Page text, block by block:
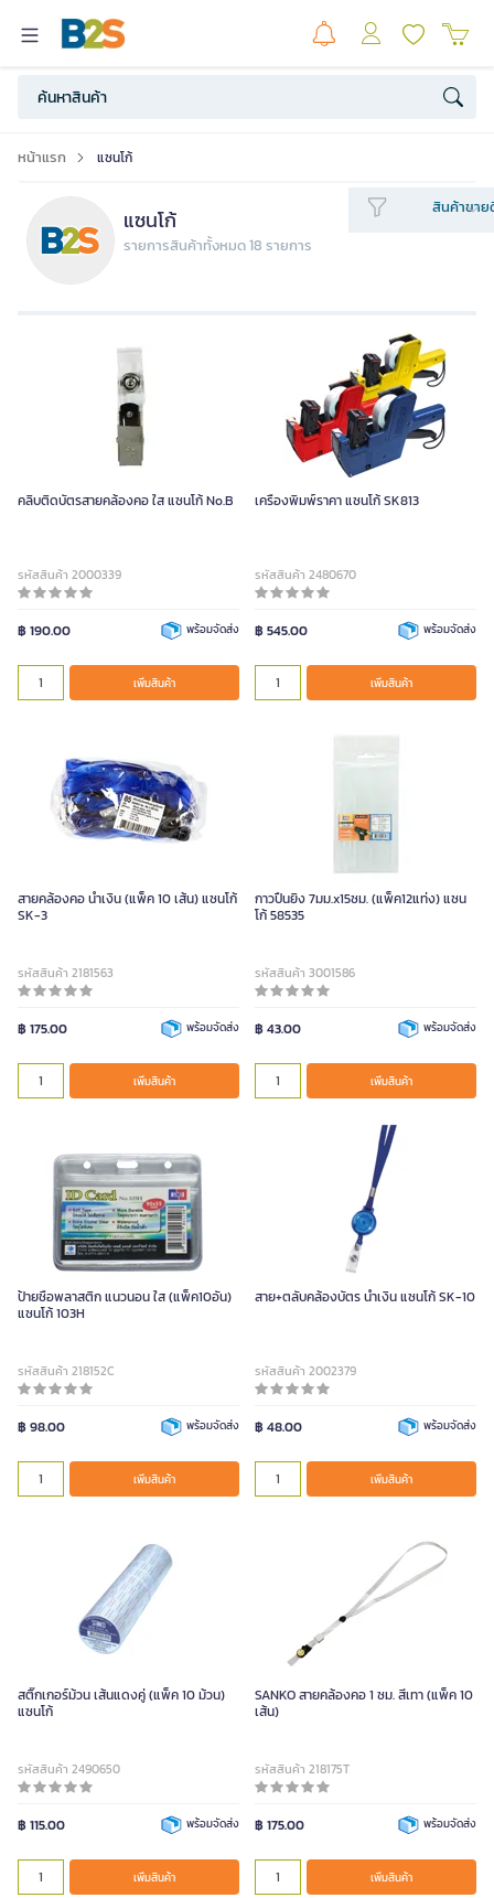
หน้าแรก แซนโก้
แซนโก้
รายการสินค้าทั้งหมด 18 รายการ
สินค้าขาย
คลิบติดบัตรสายคล้องคอ ใส แซนโก้ No.B
รหัสสินค้า 2000339
฿ 190.00 พร้อมจัดส่ง
เพิ่มสินค้า
เครื่องพิมพ์ราคา แซนโก้ SK813
รหัสสินค้า 2480670
฿ 545.00 พร้อมจัดส่ง
เพิ่มสินค้า
สายคล้องคอ น้ำเงิน (แพ็ค 10 เส้น) แซนโก้
SK-3
รหัสสินค้า 2181563
฿ 175.00 พร้อมจัดส่ง
เพิ่มสินค้า
กาวปืนยิง 7มม.x15ซม. (แพ็ค12แท่ง) แซน
โก้ 58535
รหัสสินค้า 3001586
฿ 43.00 พร้อมจัดส่ง
เพิ่มสินค้า
ป้ายชื่อพลาสติก แนวนอน ใส (แพ็ค10อัน)
แซนโก้ 103H
รหัสสินค้า 218152C
฿ 98.00 พร้อมจัดส่ง
เพิ่มสินค้า
สาย+ตลับคล้องบัตร น้ำเงิน แซนโก้ SK-10
รหัสสินค้า 2002379
฿ 48.00 พร้อมจัดส่ง
เพิ่มสินค้า
สติ๊กเกอร์ม้วน เส้นแดงคู่ (แพ็ค 10 ม้วน)
แซนโก้
รหัสสินค้า 2490650
฿ 115.00 พร้อมจัดส่ง
เพิ่มสินค้า
SANKO สายคล้องคอ 1 ซม. สีเทา (แพ็ค 10
เส้น)
รหัสสินค้า 218175T
฿ 175.00 พร้อมจัดส่ง
เพิ่มสินค้า